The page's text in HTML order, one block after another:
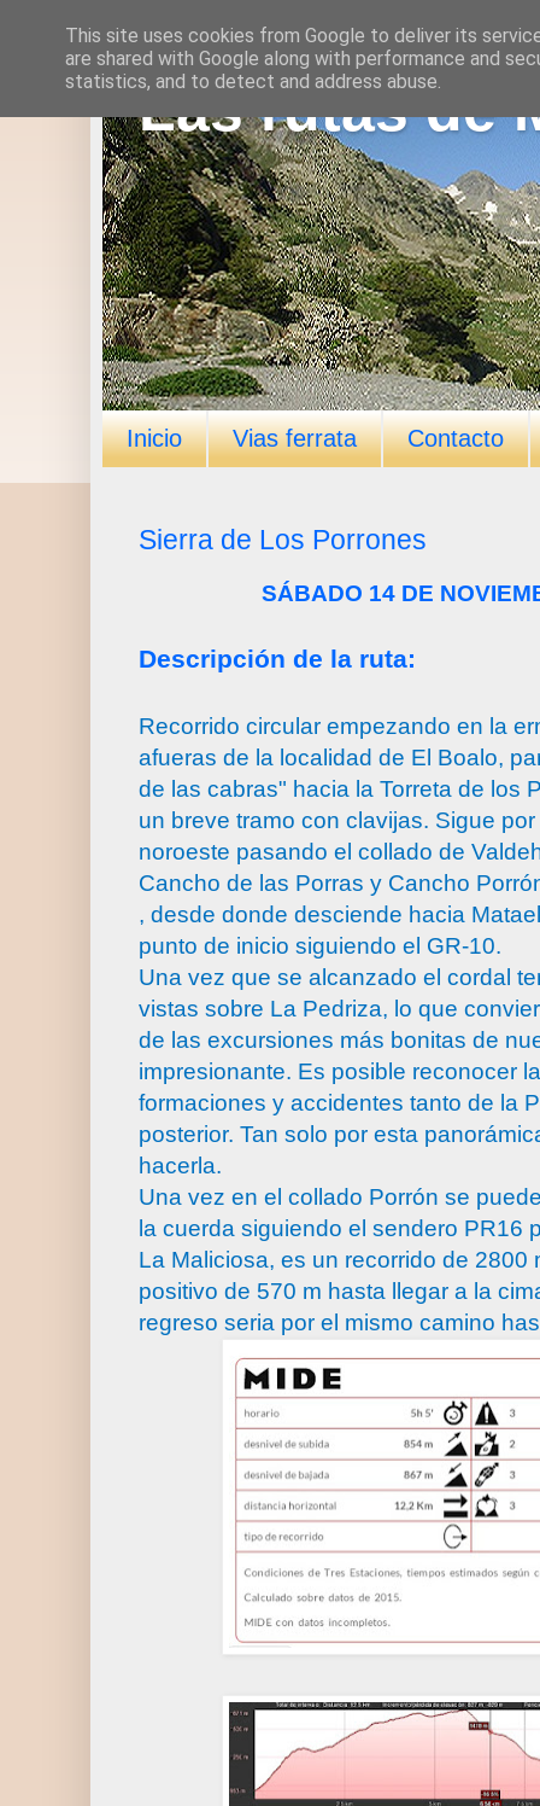
Las rutas de
Inicio Vias ferrata Contacto
Sierra de Los Porrones
SÁBADO 14 DE
Descripción de la ruta:
Recorrido circular empezando en la
afueras de la localidad de El Boalo,
de las cabras" hacia la Torreta de los
un breve tramo con clavijas. Sigue
noroeste pasando el collado de
Cancho de las Porras y Cancho
, desde donde desciende hacia
punto de inicio siguiendo el GR-10.
Una vez que se alcanzado el cordal
vistas sobre La Pedriza, lo que
de las excursiones más bonitas de
impresionante. Es posible reconocer
formaciones y accidentes tanto de la
posterior. Tan solo por esta
hacerla.
Una vez en el collado Porrón se
la cuerda siguiendo el sendero PR16
La Maliciosa, es un recorrido de 2800
positivo de 570 m hasta llegar a la
regreso seria por el mismo camino
This site uses cookies from Google to deliver its
are shared with Google along with performance and
statistics, and to detect and address abuse.